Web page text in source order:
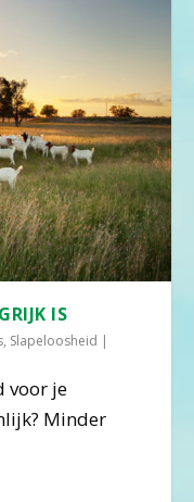
IS
, Slapeloosheid |
voor je
Minder